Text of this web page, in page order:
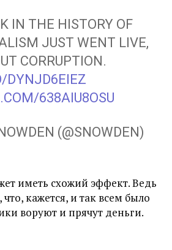
IN THE HISTORY OF
JUST WENT LIVE,
CORRUPTION.
DYNJD6EIEZ
638AIU8OSU
(@SNOWDEN)
иметь схожий эффект. Ведь
кажется, и так всем было
воруют и прячут деньги.